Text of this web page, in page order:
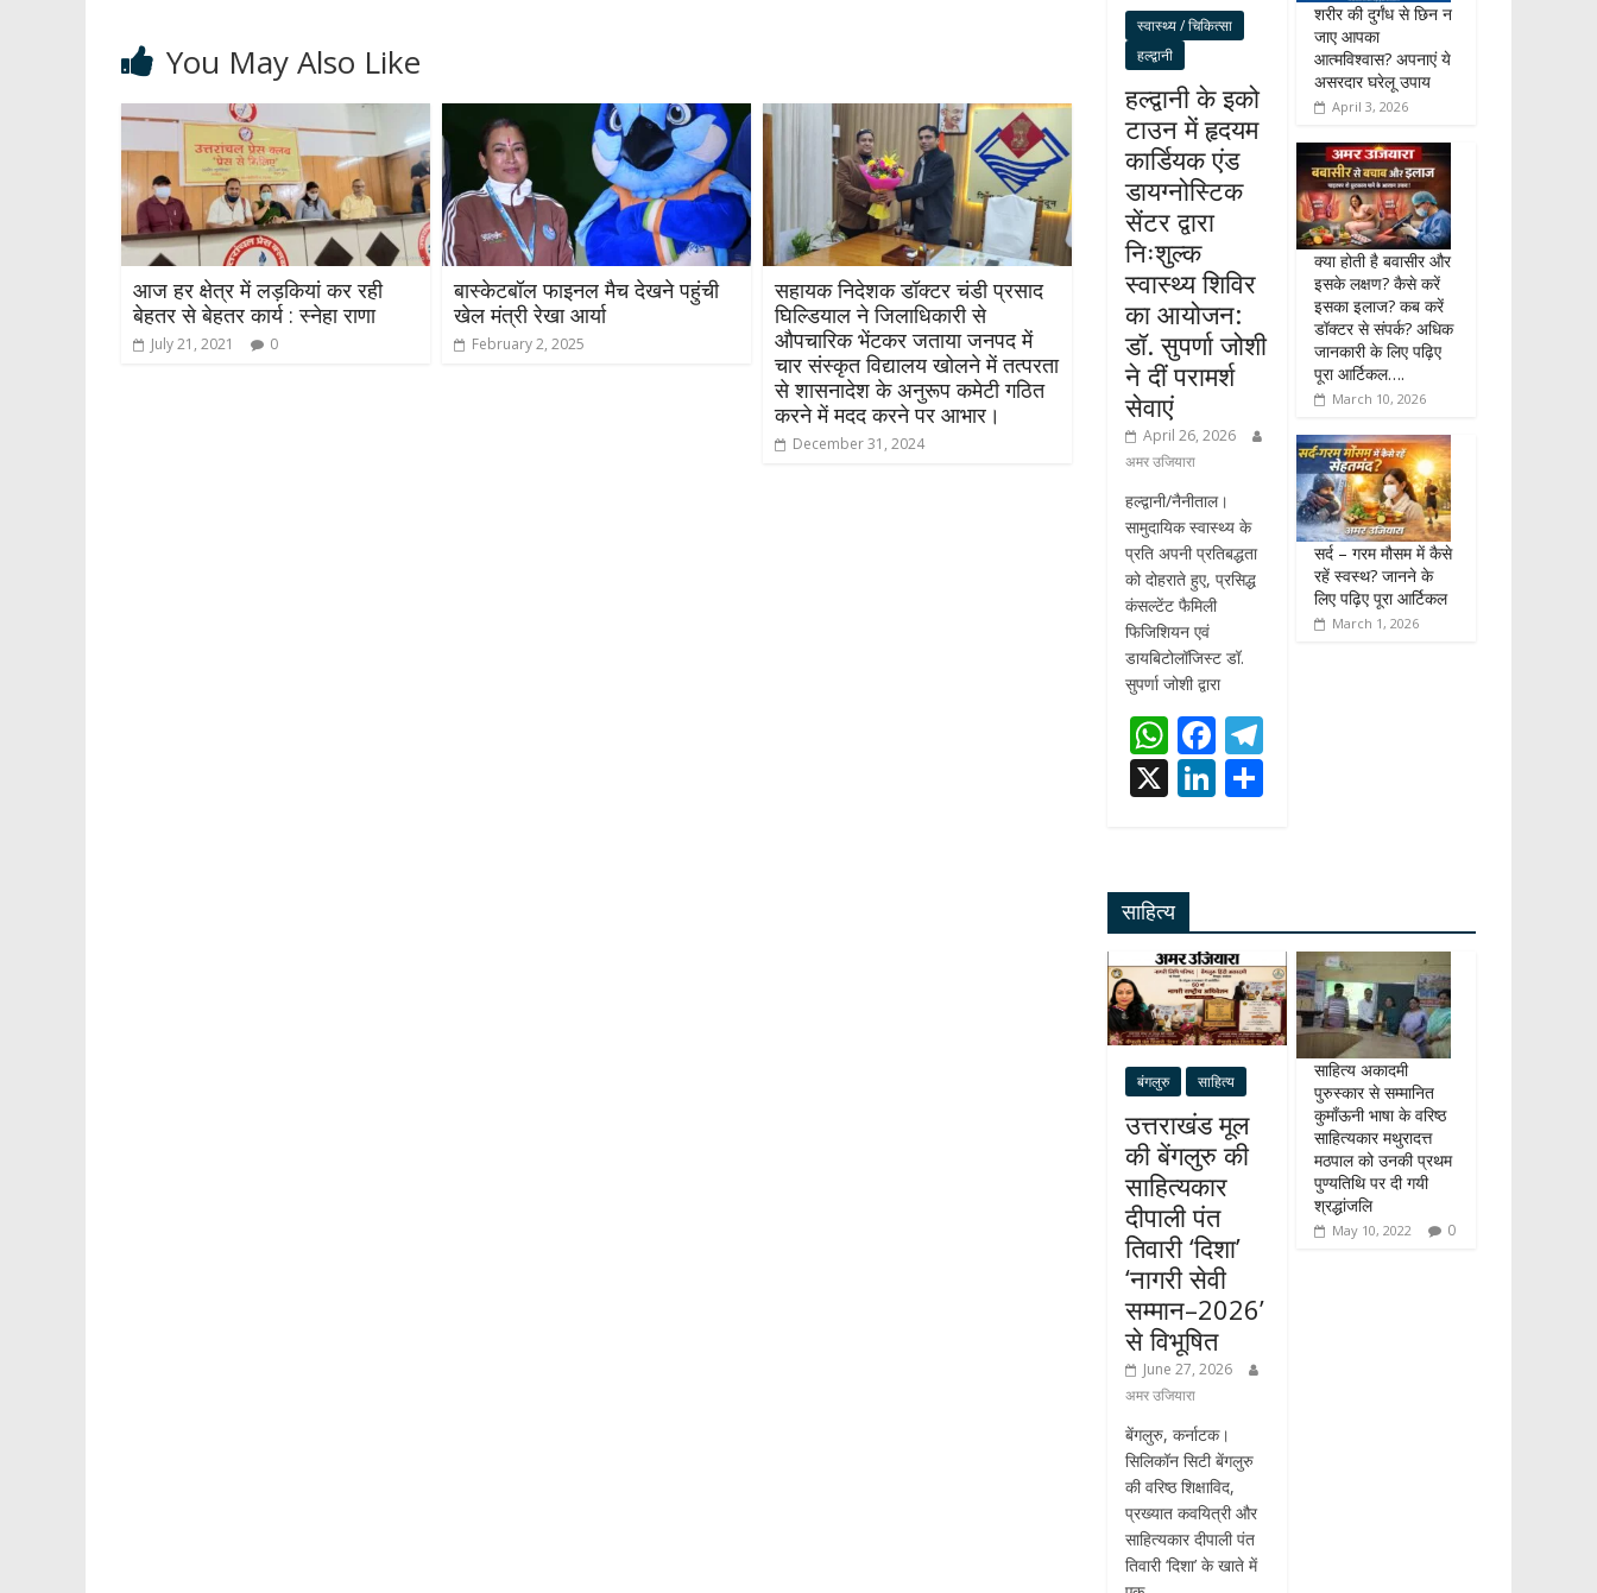
You May Also Like
आज हर क्षेत्र में लड़कियां कर रही
बेहतर से बेहतर कार्य : स्नेहा राणा
July 21, 2021 0
बास्केटबॉल फाइनल मैच देखने पहुंची
खेल मंत्री रेखा आर्या
February 2, 2025
सहायक निदेशक डॉक्टर चंडी प्रसाद
घिल्डियाल ने जिलाधिकारी से
औपचारिक भेंटकर जताया जनपद में
चार संस्कृत विद्यालय खोलने में तत्परता
से शासनादेश के अनुरूप कमेटी गठित
करने में मदद करने पर आभार।
December 31, 2024
स्वास्थ्य / चिकित्सा
हल्द्वानी
हल्द्वानी के इको
टाउन में हृदयम
कार्डियक एंड
डायग्नोस्टिक
सेंटर द्वारा
निःशुल्क
स्वास्थ्य शिविर
का आयोजन:
डॉ. सुपर्णा जोशी
ने दीं परामर्श
सेवाएं
April 26, 2026
अमर उजियारा
हल्द्वानी/नैनीताल।
सामुदायिक स्वास्थ्य के
प्रति अपनी प्रतिबद्धता
को दोहराते हुए, प्रसिद्ध
कंसल्टेंट फैमिली
फिजिशियन एवं
डायबिटोलॉजिस्ट डॉ.
सुपर्णा जोशी द्वारा
W
h
at
A
p
p
F
ac
e
o
k
m
X Li
dI
n
शरीर की दुर्गंध से छिन न
जाए आपका
आत्मविश्वास? अपनाएं ये
असरदार घरेलू उपाय
April 3, 2026
क्या होती है बवासीर और
इसके लक्षण? कैसे करें
इसका इलाज? कब करें
डॉक्टर से संपर्क? अधिक
जानकारी के लिए पढ़िए
पूरा आर्टिकल….
March 10, 2026
सर्द – गरम मौसम में कैसे
रहें स्वस्थ? जानने के
लिए पढ़िए पूरा आर्टिकल
March 1, 2026
साहित्य
बंगलुरु साहित्य
उत्तराखंड मूल
की बेंगलुरु की
साहित्यकार
दीपाली पंत
तिवारी ‘दिशा’
‘नागरी सेवी
सम्मान–2026’
से विभूषित
June 27, 2026
अमर उजियारा
बेंगलुरु, कर्नाटक।
सिलिकॉन सिटी बेंगलुरु
की वरिष्ठ शिक्षाविद,
प्रख्यात कवयित्री और
साहित्यकार दीपाली पंत
तिवारी ‘दिशा’ के खाते में
साहित्य अकादमी
पुरुस्कार से सम्मानित
कुमाँऊनी भाषा के वरिष्ठ
साहित्यकार मथुरादत्त
मठपाल को उनकी प्रथम
पुण्यतिथि पर दी गयी
श्रद्धांजलि
May 10, 2022 0